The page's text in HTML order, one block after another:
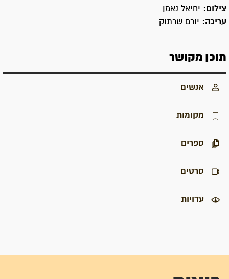
צילום: יחיאל נאמן
עריכה: יורם שרתוק
תוכן מקושר
אנשים
מקומות
ספרים
סרטים
עדויות